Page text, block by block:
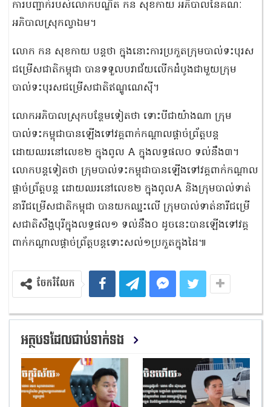
ការបញ្ជាក់របស់លោកបណ្ឌិត កន សុខកាយ អភិបាលនៃគណៈ
អភិបាលស្រុកល្វាឯម។
លោក កន សុខកាយ បន្តថា ក្នុងនោះការប្រកួតក្រុមបាល់ទះបុរស
ជម្រើសជាតិកម្ពុជា បានទទួលបរាជ័យលើកដំបូងជាមួយក្រុម
បាល់ទះបុរសជម្រើសជាតិឥណ្ឌូណេស៊ី។
លោកអភិបាលស្រុកបន្ថែមទៀតថា ទោះបីជាយ៉ាងណា ក្រុម
បាល់ទះកម្ពុជាបានឡើងទៅវគ្គពាក់កណ្តាលផ្តាច់ព្រ័ត្តបន្ត
ដោយឈរនៅលេខ២ ក្នុងពូល A ក្នុងលទ្ធផល០ ទល់នឹង៣។
លោកបន្តទៀតថា ក្រុមបាល់ទះកម្ពុជាបានឡើងទៅវគ្គពាក់កណ្តាល
ផ្តាច់ព្រ័ត្តបន្ត ដោយឈរនៅលេខ២ ក្នុងពូលA និងក្រុមបាល់ទាត់
នារីជម្រើសជាតិកម្ពុជា បានយកឈ្នះលើ ក្រុមបាល់ទាត់នារីជម្រើ
សជាតិសឹង្ហបុរីក្នុងលទ្ធផល១ ទល់នឹង០ ដូចនេះបានឡើងទៅវគ្គ
ពាក់កណ្តាលផ្តាច់ព្រ័ត្តបន្តទោះសល់១ប្រកួតក្នុងដៃ៕
ចែករំលែក
អត្ថបទដែលជាប់ទាក់ទង